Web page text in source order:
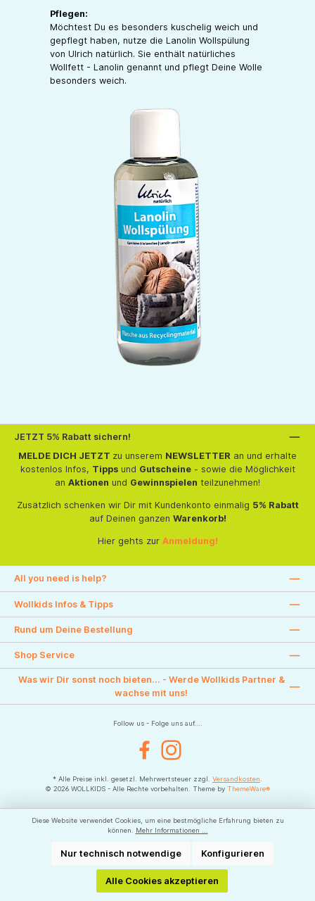
Pflegen:
Möchtest Du es besonders kuschelig weich und
gepflegt haben, nutze die Lanolin Wollspülung
von Ulrich natürlich. Sie enthält natürliches
Wollfett - Lanolin genannt und pflegt Deine Wolle
besonders weich.
JETZT 5% Rabatt sichern!
MELDE DICH JETZT zu unserem NEWSLETTER an und erhalte
kostenlos Infos, Tippsund Gutscheine- sowie die Möglichkeit
an Aktionen und Gewinnspielen teilzunehmen!
Zusätzlich schenken wir Dir mit Kundenkonto einmalig 5% Rabatt
auf Deinen ganzen Warenkorb!
Hier gehts zur Anmeldung!
All you need is help?
Wollkids Infos & Tipps
Rund um Deine Bestellung
Shop Service
Was wir Dir sonst noch bieten... - Werde Wollkids Partner &
wachse mit uns!
Follow us - Folge uns auf....
FacebookInstagram
* Alle Preise inkl. gesetzl. Mehrwertsteuer zzgl. Versandkosten
© 2026 WOLLKIDS - Alle Rechte vorbehalten. Theme by ThemeWare®
Diese Website verwendet Cookies, um eine bestmögliche Erfahrung bieten zu
können.
Mehr Informationen ...
Nur technisch notwendige Konfigurieren
Alle Cookies akzeptieren